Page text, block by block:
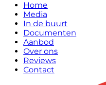
Home
Media
In de buurt
Documenten
Aanbod
Over ons
Reviews
Contact